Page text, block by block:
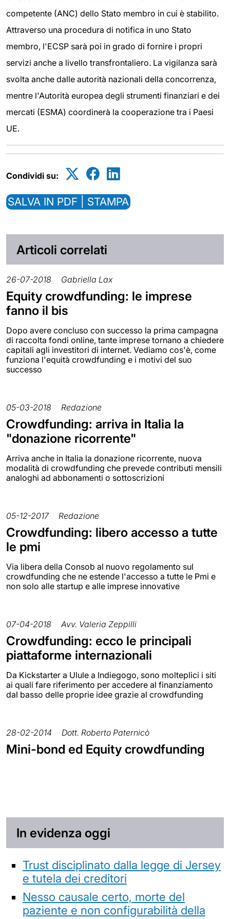
competente (ANC) dello Stato membro in cui è stabilito.
Attraverso una procedura di notifica in uno Stato
membro, l'ECSP sarà poi in grado di fornire i propri
servizi anche a livello transfrontaliero. La vigilanza sarà
svolta anche dalle autorità nazionali della concorrenza,
mentre l'Autorità europea degli strumenti finanziari e dei
mercati (ESMA) coordinerà la cooperazione tra i Paesi
UE.
Condividi su:
SALVA IN PDF | STAMPA
Articoli correlati
26-07-2018 Gabriella Lax
Equity crowdfunding: le imprese
fanno il bis
Dopo avere concluso con successo la prima campagna
di raccolta fondi online, tante imprese tornano a chiedere
capitali agli investitori di internet. Vediamo cos'è, come
funziona l'equità crowdfunding e i motivi del suo
successo
05-03-2018 Redazione
Crowdfunding: arriva in Italia la
"donazione ricorrente"
Arriva anche in Italia la donazione ricorrente, nuova
modalità di crowdfunding che prevede contributi mensili
analoghi ad abbonamenti o sottoscrizioni
05-12-2017 Redazione
Crowdfunding: libero accesso a tutte
le pmi
Via libera della Consob al nuovo regolamento sul
crowdfunding che ne estende l'accesso a tutte le Pmi e
non solo alle startup e alle imprese innovative
07-04-2018 Avv. Valeria Zeppilli
Crowdfunding: ecco le principali
piattaforme internazionali
Da Kickstarter a Ulule a Indiegogo, sono molteplici i siti
ai quali fare riferimento per accedere al finanziamento
dal basso delle proprie idee grazie al crowdfunding
28-02-2014 Dott. Roberto Paternicò
Mini-bond ed Equity crowdfunding
In evidenza oggi
Trust disciplinato dalla legge di Jersey
e tutela dei creditori
Nesso causale certo, morte del
paziente e non configurabilità della